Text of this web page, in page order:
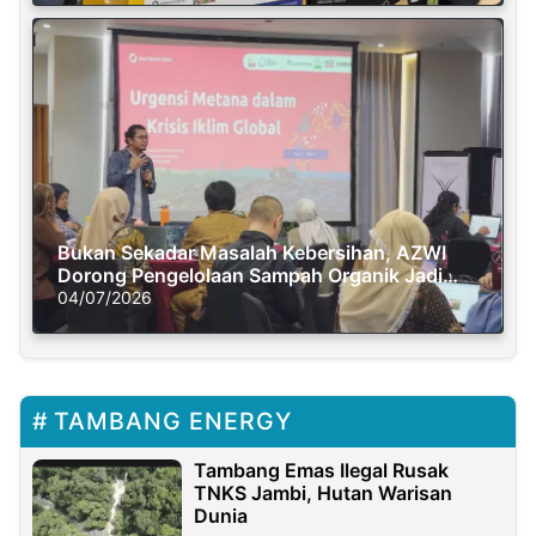
Bukan Sekadar Masalah Kebersihan, AZWI
Dorong Pengelolaan Sampah Organik Jadi
Solusi Krisis Iklim
04/07/2026
TAMBANG ENERGY
Tambang Emas Ilegal Rusak
TNKS Jambi, Hutan Warisan
Dunia